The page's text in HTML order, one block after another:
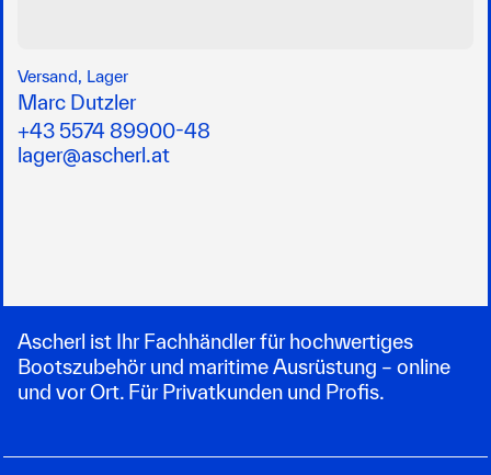
Versand, Lager
Marc Dutzler
+43 5574 89900-48
lager@ascherl.at
Ascherl ist Ihr Fachhändler für hochwertiges
Bootszubehör und maritime Ausrüstung – online
und vor Ort. Für Privatkunden und Profis.